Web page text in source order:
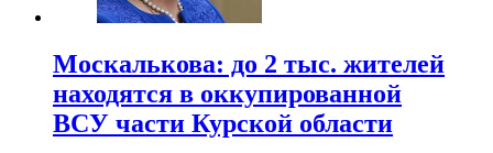
Москалькова: до 2 тыс. жителей
находятся в оккупированной
ВСУ части Курской области